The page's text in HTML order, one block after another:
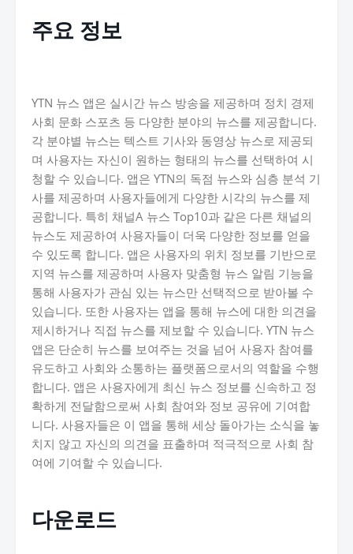
주요 정보
YTN 뉴스 앱은 실시간 뉴스 방송을 제공하며 정치 경제
사회 문화 스포츠 등 다양한 분야의 뉴스를 제공합니다.
각 분야별 뉴스는 텍스트 기사와 동영상 뉴스로 제공되
며 사용자는 자신이 원하는 형태의 뉴스를 선택하여 시
청할 수 있습니다. 앱은 YTN의 독점 뉴스와 심층 분석 기
사를 제공하며 사용자들에게 다양한 시각의 뉴스를 제
공합니다. 특히 채널A 뉴스 Top10과 같은 다른 채널의
뉴스도 제공하여 사용자들이 더욱 다양한 정보를 얻을
수 있도록 합니다. 앱은 사용자의 위치 정보를 기반으로
지역 뉴스를 제공하며 사용자 맞춤형 뉴스 알림 기능을
통해 사용자가 관심 있는 뉴스만 선택적으로 받아볼 수
있습니다. 또한 사용자는 앱을 통해 뉴스에 대한 의견을
제시하거나 직접 뉴스를 제보할 수 있습니다. YTN 뉴스
앱은 단순히 뉴스를 보여주는 것을 넘어 사용자 참여를
유도하고 사회와 소통하는 플랫폼으로서의 역할을 수행
합니다. 앱은 사용자에게 최신 뉴스 정보를 신속하고 정
확하게 전달함으로써 사회 참여와 정보 공유에 기여합
니다. 사용자들은 이 앱을 통해 세상 돌아가는 소식을 놓
치지 않고 자신의 의견을 표출하며 적극적으로 사회 참
여에 기여할 수 있습니다.
다운로드